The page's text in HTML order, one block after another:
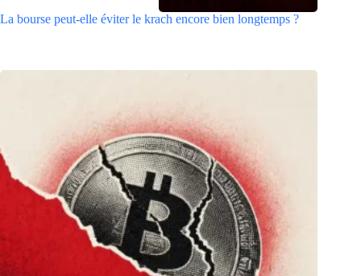
La bourse peut-elle éviter le krach encore bien longtemps ?